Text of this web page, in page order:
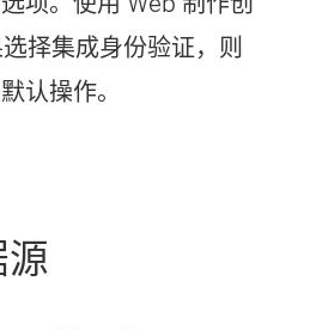
择集成身份验证，则
认操作。